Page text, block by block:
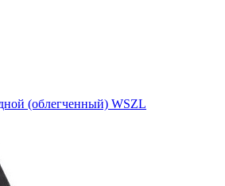
(облегченный) WSZL